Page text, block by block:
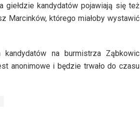
giełdzie kandydatów pojawiają się też
Marcinków, którego miałoby wystawić
kandydatów na burmistrza Ząbkowic
anonimowe i będzie trwało do czasu